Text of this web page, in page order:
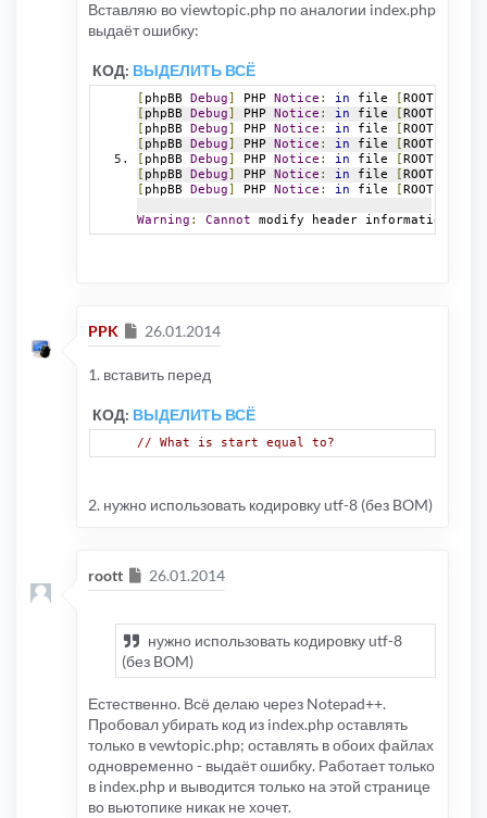
Вставляю во viewtopic.php по аналогии index.php
выдаёт ошибку:
КОД: ВЫДЕЛИТЬ ВСЁ
[ phpBB Debug] PHP Notice : in file [ROOT
[ phpBB Debug] PHP Notice : in file [ROOT
[ phpBB Debug] PHP Notice : in file [ROOT
[ phpBB Debug] PHP Notice : in file [ROOT
[ phpBB Debug] PHP Notice : in file [ROOT
[ phpBB Debug] PHP Notice : in file [ROOT
[ phpBB Debug] PHP Notice : in file [ROOT
Warning : Cannot modify header information
PPK Сообщение
26.01.2014
1. вставить перед
КОД: ВЫДЕЛИТЬ ВСЁ
// What is start equal to?
2. нужно использовать кодировку utf-8 (без BOM)
roott Сообщение
26.01.2014
нужно использовать кодировку utf-8
(без BOM)
Естественно. Всё делаю через Notepad++.
Пробовал убирать код из index.php оставлять
только в vewtopic.php; оставлять в обоих файлах
одновременно - выдаёт ошибку. Работает только
в index.php и выводится только на этой странице
во вьютопике никак не хочет.